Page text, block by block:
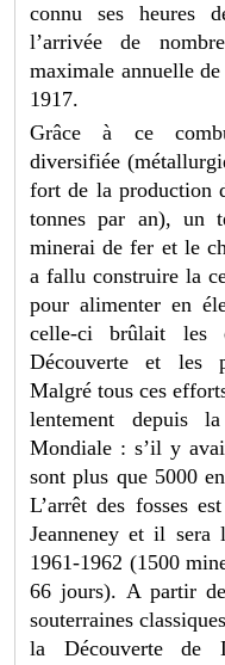
connu ses heures
l’arrivée de
maximale annuelle
1917.
Grâce à ce
diversifiée
fort de la production
tonnes par an), un
minerai de fer et le
a fallu construire la
pour alimenter en
celle-ci brûlait les
Découverte et les
Malgré tous ces
lentement depuis
Mondiale : s’il y
sont plus que 5000
L’arrêt des fosses
Jeanneney et il sera
1961-1962 (1500
66 jours). A partir
souterraines
la Découverte de